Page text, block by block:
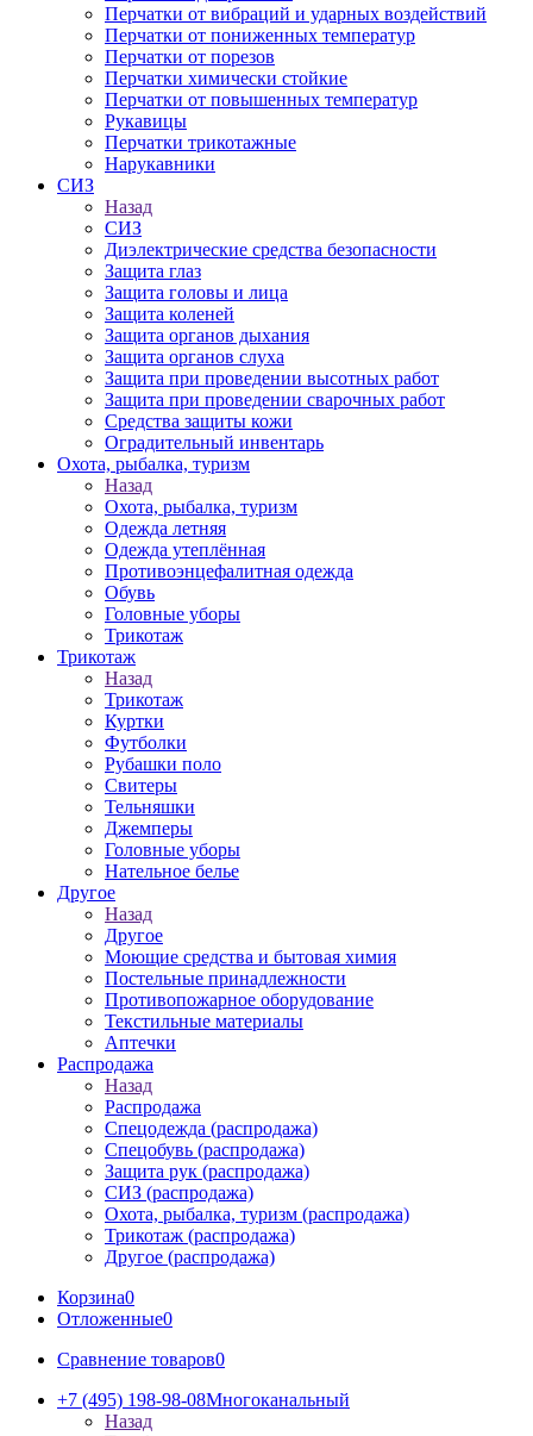
Перчатки от вибраций и ударных воздействий
Перчатки от пониженных температур
Перчатки от порезов
Перчатки химически стойкие
Перчатки от повышенных температур
Рукавицы
Перчатки трикотажные
Нарукавники
СИЗ
Назад
СИЗ
Диэлектрические средства безопасности
Защита глаз
Защита головы и лица
Защита коленей
Защита органов дыхания
Защита органов слуха
Защита при проведении высотных работ
Защита при проведении сварочных работ
Средства защиты кожи
Оградительный инвентарь
Охота, рыбалка, туризм
Назад
Охота, рыбалка, туризм
Одежда летняя
Одежда утеплённая
Противоэнцефалитная одежда
Обувь
Головные уборы
Трикотаж
Трикотаж
Назад
Трикотаж
Куртки
Футболки
Рубашки поло
Свитеры
Тельняшки
Джемперы
Головные уборы
Нательное белье
Другое
Назад
Другое
Моющие средства и бытовая химия
Постельные принадлежности
Противопожарное оборудование
Текстильные материалы
Аптечки
Распродажа
Назад
Распродажа
Спецодежда (распродажа)
Спецобувь (распродажа)
Защита рук (распродажа)
СИЗ (распродажа)
Охота, рыбалка, туризм (распродажа)
Трикотаж (распродажа)
Другое (распродажа)
Корзина0
Отложенные0
Сравнение товаров0
+7 (495) 198-98-08Многоканальный
Назад